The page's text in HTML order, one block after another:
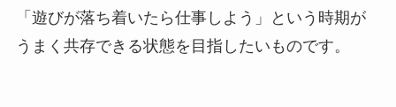
「遊びが落ち着いたら仕事しよう」という時期が
うまく共存できる状態を目指したいものです。